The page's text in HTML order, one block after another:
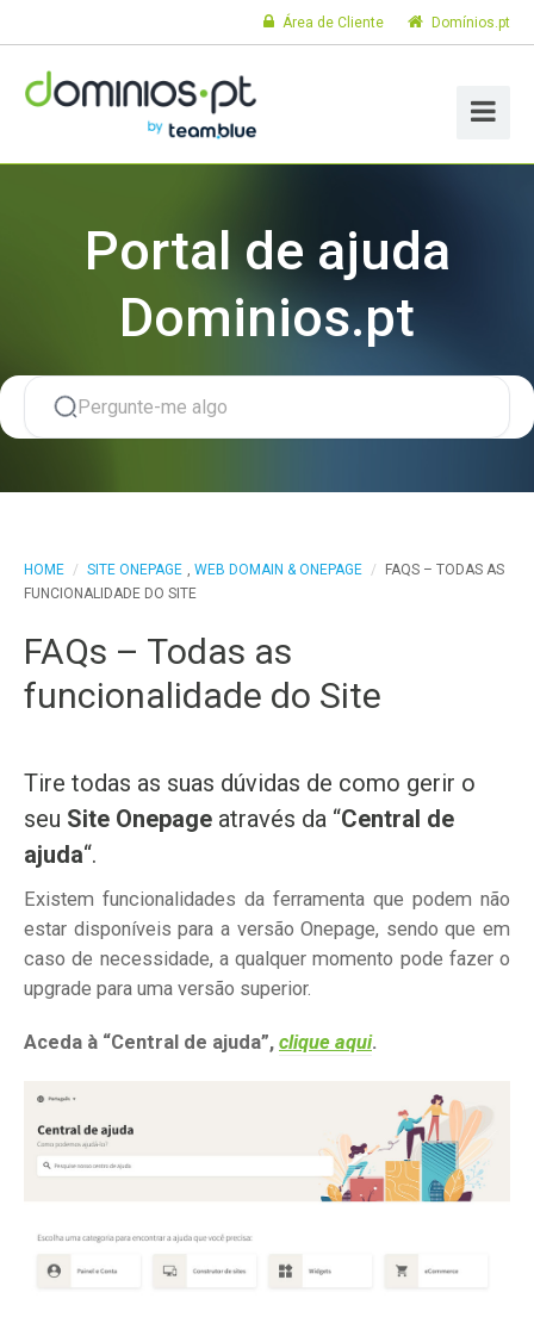
Domínios.pt
Área de Cliente
Portal de ajuda
Dominios.pt
HOME / SITE ONEPAGE , WEB DOMAIN & ONEPAGE /
FAQS – TODAS AS
FUNCIONALIDADE DO SITE
FAQs – Todas as
funcionalidade do Site
Tire todas as suas dúvidas de como gerir o
seu Site Onepage através da “Central de
ajuda“.
Existem funcionalidades da ferramenta que podem não
estar disponíveis para a versão Onepage, sendo que em
caso de necessidade, a qualquer momento pode fazer o
upgrade para uma versão superior.
Aceda à “Central de ajuda”, clique aqui.